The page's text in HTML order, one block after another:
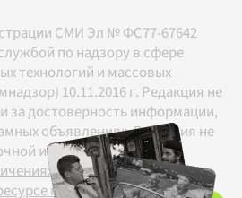
СМИ Эл № ФС77-67642
по надзору в сфере
технологий и массовых
10.11.2016 г. Редакция не
за достоверность информации,
объявлениях. Редакция не
информации.
применяются